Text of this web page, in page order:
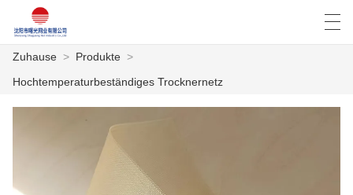
PRODUKTE
العربية Deutsch
Zuhause > Produkte >
Hochtemperaturbeständiges Trocknernetz